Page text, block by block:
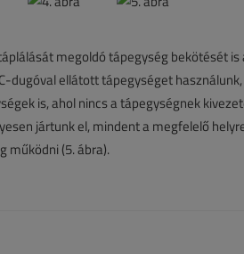
megoldó tápegység bekötését is
dugóval ellátott tápegységet
is, ahol nincs a tápegységnek
jártunk el, mindent a megfelelő
működni (5. ábra).